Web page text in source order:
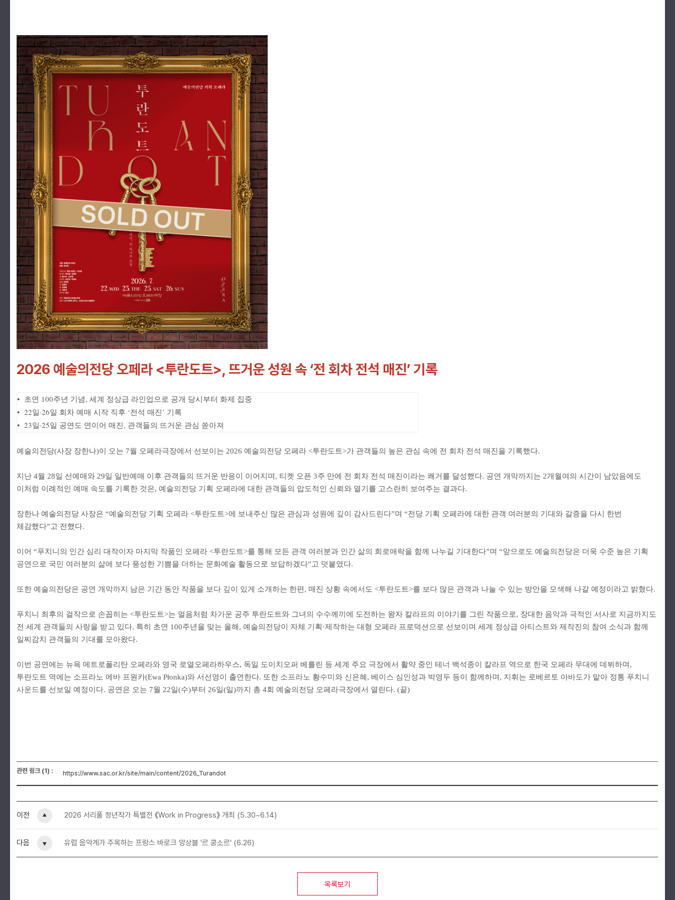
2026 예술의전당 오페라 <투란도트>, 뜨거운 성원 속 ‘전 회차 전석 매진’ 기록
• 초연 100주년 기념, 세계 정상급 라인업으로 공개 당시부터 화제 집중
• 22일·26일 회차 예매 시작 직후 ‘전석 매진’ 기록
• 23일·25일 공연도 연이어 매진, 관객들의 뜨거운 관심 쏟아져
예술의전당(사장 장한나)이 오는 7월 오페라극장에서 선보이는 2026 예술의전당 오페라 <투란도트>가 관객들의 높은 관심 속에 전 회차 전석 매진을 기록했다.
지난 4월 28일 선예매와 29일 일반예매 이후 관객들의 뜨거운 반응이 이어지며, 티켓 오픈 3주 만에 전 회차 전석 매진이라는 쾌거를 달성했다. 공연 개막까지는 2개월여의 시간이 남았음에도
이처럼 이례적인 예매 속도를 기록한 것은, 예술의전당 기획 오페라에 대한 관객들의 압도적인 신뢰와 열기를 고스란히 보여주는 결과다.
장한나 예술의전당 사장은 “예술의전당 기획 오페라 <투란도트>에 보내주신 많은 관심과 성원에 깊이 감사드린다”며 “전당 기획 오페라에 대한 관객 여러분의 기대와 갈증을 다시 한번
체감했다”고 전했다.
이어 “푸치니의 인간 심리 대작이자 마지막 작품인 오페라 <투란도트>를 통해 모든 관객 여러분과 인간 삶의 희로애락을 함께 나누길 기대한다”며 “앞으로도 예술의전당은 더욱 수준 높은 기획
공연으로 국민 여러분의 삶에 보다 풍성한 기쁨을 더하는 문화예술 활동으로 보답하겠다”고 덧붙였다.
또한 예술의전당은 공연 개막까지 남은 기간 동안 작품을 보다 깊이 있게 소개하는 한편, 매진 상황 속에서도 <투란도트>를 보다 많은 관객과 나눌 수 있는 방안을 모색해 나갈 예정이라고 밝혔다.
푸치니 최후의 걸작으로 손꼽히는 <투란도트>는 얼음처럼 차가운 공주 투란도트와 그녀의 수수께끼에 도전하는 왕자 칼라프의 이야기를 그린 작품으로, 장대한 음악과 극적인 서사로 지금까지도
전 세계 관객들의 사랑을 받고 있다. 특히 초연 100주년을 맞는 올해, 예술의전당이 자체 기획·제작하는 대형 오페라 프로덕션으로 선보이며 세계 정상급 아티스트와 제작진의 참여 소식과 함께
일찌감치 관객들의 기대를 모아왔다.
이번 공연에는 뉴욕 메트로폴리탄 오페라와 영국 로열오페라하우스, 독일 도이치오퍼 베를린 등 세계 주요 극장에서 활약 중인 테너 백석종이 칼라프 역으로 한국 오페라 무대에 데뷔하며,
투란도트 역에는 소프라노 에바 프원카(Ewa Płonka)와 서선영이 출연한다. 또한 소프라노 황수미와 신은혜, 베이스 심인성과 박영두 등이 함께하며, 지휘는 로베르토 아바도가 맡아 정통 푸치니
사운드를 선보일 예정이다. 공연은 오는 7월 22일(수)부터 26일(일)까지 총 4회 예술의전당 오페라극장에서 열린다. (끝)
관련 링크 (1) : https://www.sac.or.kr/site/main/content/2026_Turandot
이전 2026 서리풀 청년작가 특별전 《Work in Progress》 개최 (5.30~6.14)
다음 유럽 음악계가 주목하는 프랑스 바로크 앙상블 '르 콩소르' (6.26)
목록보기